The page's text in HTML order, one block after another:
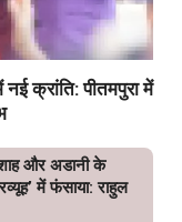
नई क्रांति: पीतमपुरा में
और अडानी के
में फंसाया: राहुल